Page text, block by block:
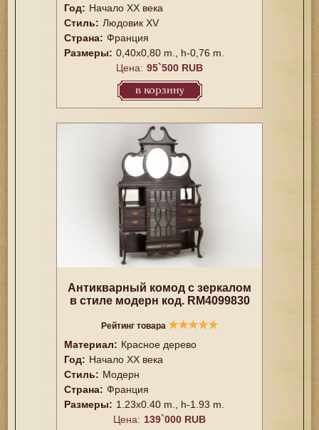
Год: Начало XX векa
Стиль: Людовик XV
Страна: Франция
Размеры: 0,40x0,80 m., h-0,76 m.
Цена: 95`500 RUB
в корзину
Антикварный комод с зеркалом
в стиле модерн код. RM4099830
Рейтинг товара ★★★★★
Материал: Красное дерево
Год: Начало XX века
Стиль: Модерн
Страна: Франция
Размеры: 1.23x0.40 m., h-1.93 m.
Цена: 139`000 RUB